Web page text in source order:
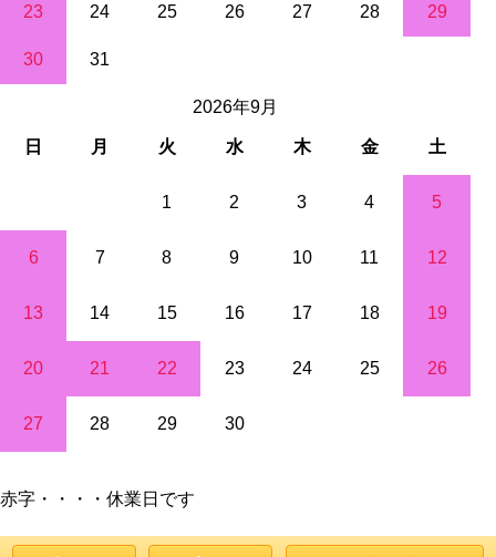
23 24 25 26 27 28 29
30 31
2026年9月
日 月 火 水 木 金 土
1 2 3 4 5
6 7 8 9 10 11 12
13 14 15 16 17 18 19
20 21 22 23 24 25 26
27 28 29 30
赤字・・・・休業日です